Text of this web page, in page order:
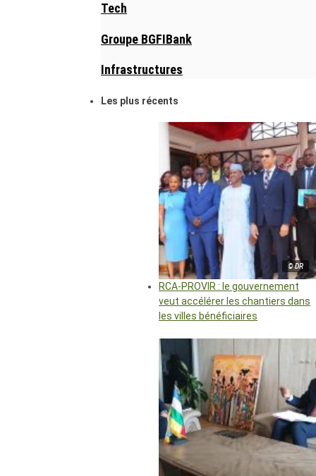
Tech
Groupe BGFIBank
Infrastructures
Les plus récents
© DR
RCA-PROVIR : le gouvernement
veut accélérer les chantiers dans
les villes bénéficiaires